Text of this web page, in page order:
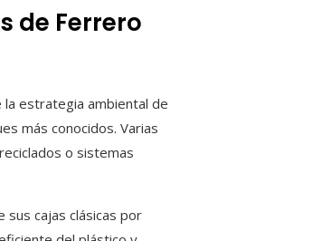
de Ferrero
estrategia ambiental de
más conocidos. Varias
o sistemas
cajas clásicas por